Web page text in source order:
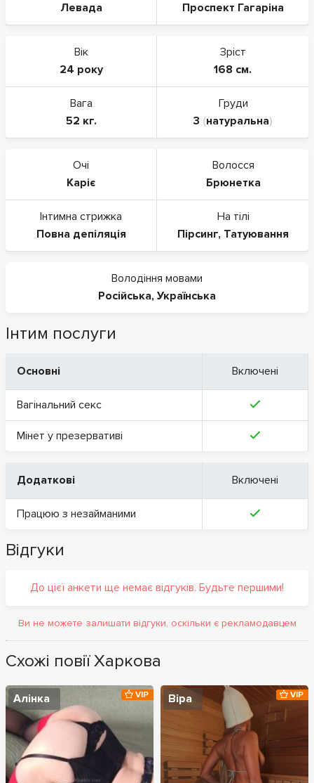
Левада
Проспект Гагаріна
Вік
24 року
Зріст
168 см.
Вага
52 кг.
Груди
3 (натуральна)
Очі
Каріє
Волосся
Брюнетка
Інтимна стрижка
Повна депіляція
На тілі
Пірсинг, Татуювання
Володіння мовами
Російська, Українська
Інтим послуги
Основні Включені
Вагінальний секс
Мінет у презервативі
Додаткові Включені
Працюю з незайманими
Відгуки
До цієї анкети ще немає відгуків. Будьте першими!
Ви не можете залишати відгуки, оскільки є рекламодавцем
Схожі повії Харкова
Алінка VIP Віра VIP